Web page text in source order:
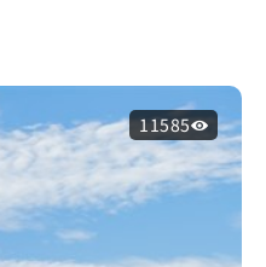
11585